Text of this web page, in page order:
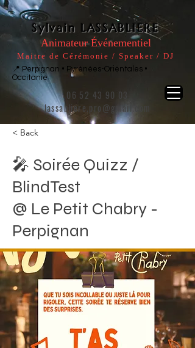
Sylvain LASSABLIERE
Animateur Événementiel
Maitre de Cérémonie / Speaker / DJ
06 52 43 90 03
lassabliere.pro@gmail.com
📍 Perpignan • Pyrénées-Orientales •
Occitanie
< Back
🎤 Soirée Quizz /
BlindTest
@ Le Petit Chabry -
Perpignan